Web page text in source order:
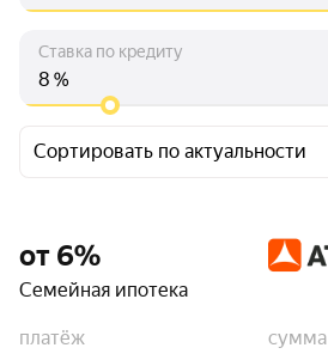
Ставка по кредиту
%
Сортировать по актуальности
от 6%
Семейная ипотека
платёж
сумма